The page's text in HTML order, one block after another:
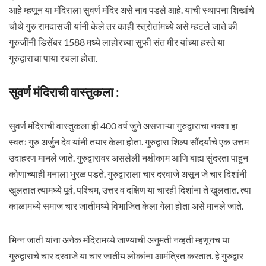
आहे म्हणून या मंदिराला सुवर्ण मंदिर असे नाव पडले आहे. याची स्थापना शिखांचे
चौथे गुरु रामदासजी यांनी केले तर काही स्त्रोतांमध्ये असे म्हटले जाते की
गुरुजींनी डिसेंबर 1588 मध्ये लाहोरच्या सुफी संत मीर यांच्या हस्ते या
गुरुद्वाराचा पाया रचला होता.
सुवर्ण मंदिराची वास्तुकला :
सुवर्ण मंदिराची वास्तुकला ही 400 वर्ष जुने असणाऱ्या गुरुद्वाराचा नक्शा हा
स्वतः गुरु अर्जुन देव यांनी तयार केला होता. गुरुद्वारा शिल्प सौंदर्याचे एक उत्तम
उदाहरण मानले जाते. गुरुद्वारावर असलेली नक्षीकाम आणि बाह्य सुंदरता पाहून
कोणाच्याही मनाला भुरळ पडते. गुरुद्वाराला चार दरवाजे असून जे चार दिशांनी
खुलतात त्यामध्ये पूर्व, पश्चिम, उत्तर व दक्षिण या चारही दिशांना ते खुलतात. त्या
काळामध्ये समाज चार जातीमध्ये विभाजित केला गेला होता असे मानले जाते.
भिन्न जाती यांना अनेक मंदिरामध्ये जाण्याची अनुमती नव्हती म्हणूनच या
गुरुद्वाराचे चार दरवाजे या चार जातीय लोकांना आमंत्रित करतात. हे गुरुद्वार